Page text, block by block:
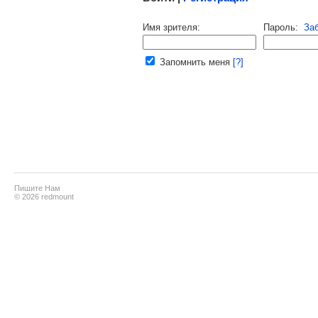
Имя зрителя: Пароль:
Запомнить меня [?]
Пишите Нам
© 2026 redmount